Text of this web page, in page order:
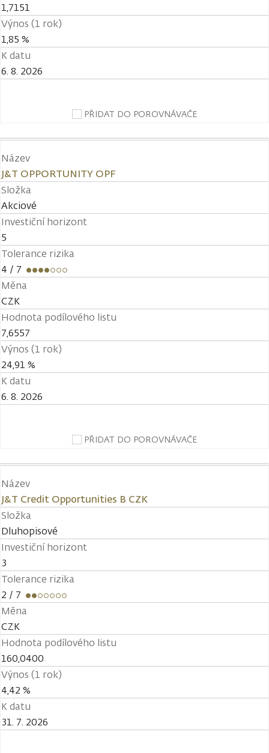
1,7151
Výnos (1 rok)
1,85 %
K datu
6. 8. 2026
PŘIDAT DO POROVNÁVAČE
Název
J&T OPPORTUNITY OPF
Složka
Akciové
Investiční horizont
5
Tolerance rizika
4 / 7
Měna
CZK
Hodnota podílového listu
7,6557
Výnos (1 rok)
24,91 %
K datu
6. 8. 2026
PŘIDAT DO POROVNÁVAČE
Název
J&T Credit Opportunities B CZK
Složka
Dluhopisové
Investiční horizont
3
Tolerance rizika
2 / 7
Měna
CZK
Hodnota podílového listu
160,0400
Výnos (1 rok)
4,42 %
K datu
31. 7. 2026